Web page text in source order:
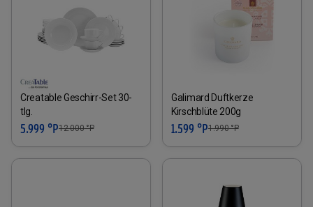
Creatable Geschirr-Set 30-
tlg.
5.999 °P12.000°P
Galimard Duftkerze
Kirschblüte 200g
1.599 °P1.990°P